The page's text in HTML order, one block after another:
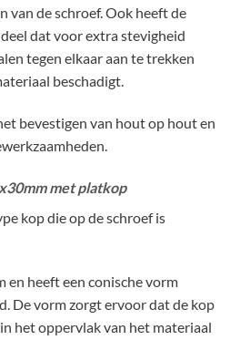
van de schroef. Ook heeft de
dat voor extra stevigheid
tegen elkaar aan te trekken
beschadigt.
bevestigen van hout op hout en
met platkop
kop die op de schroef is
en heeft een conische vorm
De vorm zorgt ervoor dat de kop
het oppervlak van het materiaal